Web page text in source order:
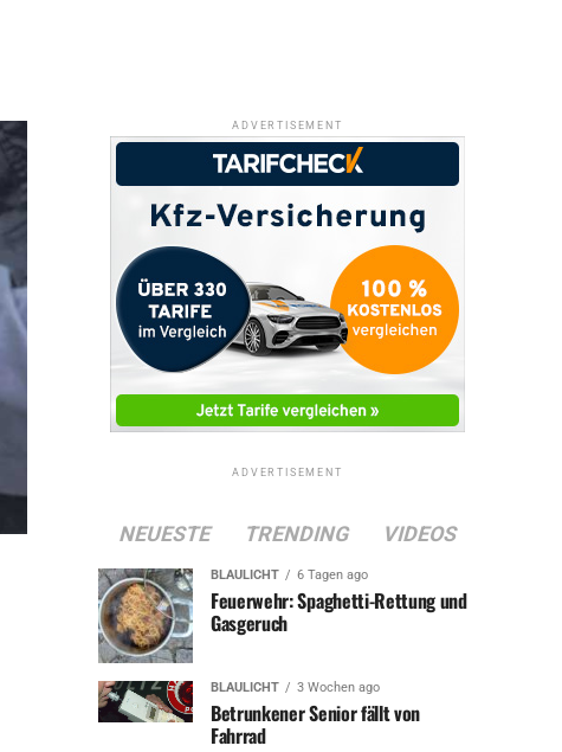
ADVERTISEMENT
ADVERTISEMENT
NEUESTE TRENDING VIDEOS
BLAULICHT 6 Tagen ago
Feuerwehr: Spaghetti-Rettung und
Gasgeruch
BLAULICHT 3 Wochen ago
Betrunkener Senior fällt von
Fahrrad